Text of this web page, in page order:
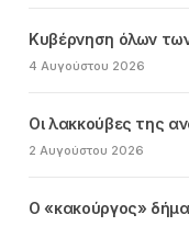
Κυβέρνηση όλων
4 Αυγούστου 2026
Οι λακκούβες της
2 Αυγούστου 2026
Ο «κακούργος»